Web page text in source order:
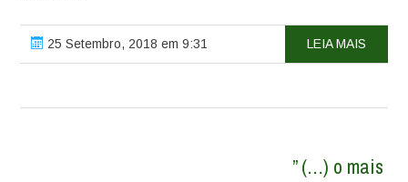
25 Setembro, 2018 em 9:31 LEIA MAIS
” (…) o mais